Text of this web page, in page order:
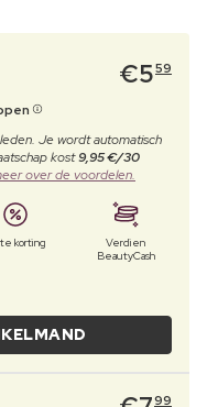
€559
Je wordt automatisch
kost9,95 €/30
over de voordelen.
korting
Verdien
BeautyCash
99